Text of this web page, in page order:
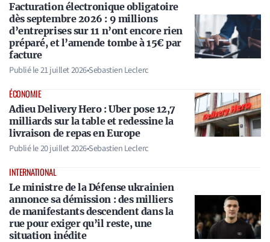
Facturation électronique obligatoire
dès septembre 2026 : 9 millions
d’entreprises sur 11 n’ont encore rien
préparé, et l’amende tombe à 15€ par
facture
Publié le21 juillet 2026•Sebastien Leclerc
ÉCONOMIE
Adieu Delivery Hero : Uber pose 12,7
milliards sur la table et redessine la
livraison de repas en Europe
Publié le20 juillet 2026•Sebastien Leclerc
INTERNATIONAL
Le ministre de la Défense ukrainien
annonce sa démission : des milliers
de manifestants descendent dans la
rue pour exiger qu’il reste, une
situation inédite